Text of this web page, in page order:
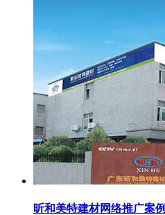
昕和美特建材网络推广案例